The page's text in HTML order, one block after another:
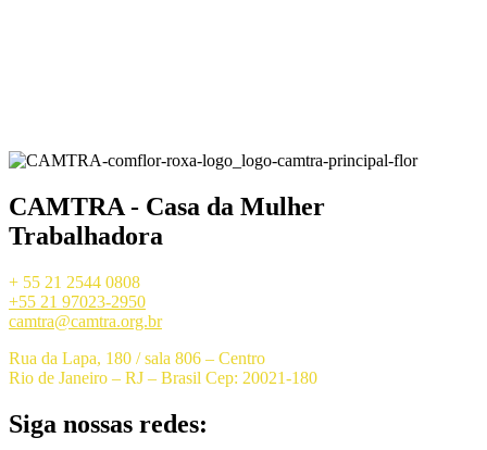
CAMTRA - Casa da Mulher
Trabalhadora
+ 55 21 2544 0808
+55 21 97023-2950
camtra@camtra.org.br
Rua da Lapa, 180 / sala 806 – Centro
Rio de Janeiro – RJ – Brasil Cep: 20021-180
Siga nossas redes: